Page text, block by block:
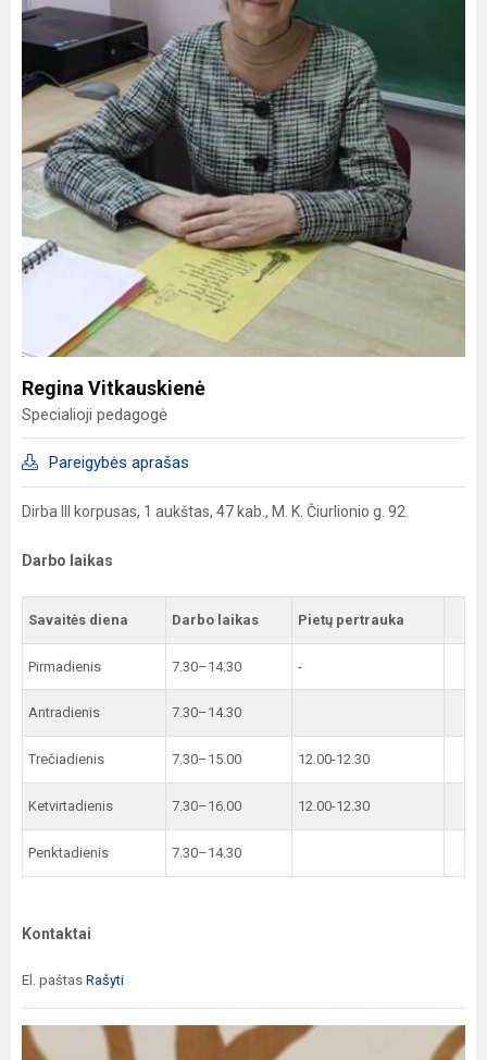
Regina Vitkauskienė
Specialioji pedagogė
Pareigybės aprašas
Dirba III korpusas, 1 aukštas, 47 kab., M. K. Čiurlionio g. 92.
Darbo laikas
Savaitės diena Darbo laikas Pietų pertrauka
Pirmadienis 7.30–14.30 -
Antradienis 7.30–14.30
Trečiadienis 7.30–15.00 12.00-12.30
Ketvirtadienis 7.30–16.00 12.00-12.30
Penktadienis 7.30–14.30
Kontaktai
El. paštas Rašyti